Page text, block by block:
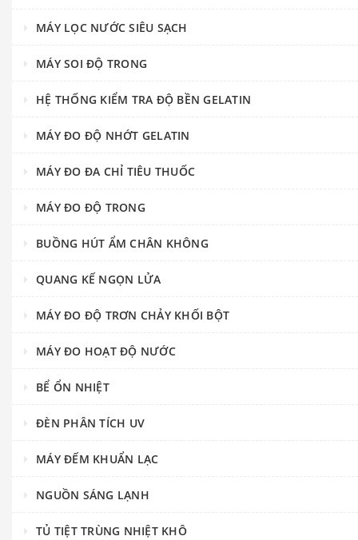
MÁY LỌC NƯỚC SIÊU SẠCH
MÁY SOI ĐỘ TRONG
HỆ THỐNG KIỂM TRA ĐỘ BỀN GELATIN
MÁY ĐO ĐỘ NHỚT GELATIN
MÁY ĐO ĐA CHỈ TIÊU THUỐC
MÁY ĐO ĐỘ TRONG
BUỒNG HÚT ẨM CHÂN KHÔNG
QUANG KẾ NGỌN LỬA
MÁY ĐO ĐỘ TRƠN CHẢY KHỐI BỘT
MÁY ĐO HOẠT ĐỘ NƯỚC
BỂ ỔN NHIỆT
ĐÈN PHÂN TÍCH UV
MÁY ĐẾM KHUẨN LẠC
NGUỒN SÁNG LẠNH
TỦ TIỆT TRÙNG NHIỆT KHÔ